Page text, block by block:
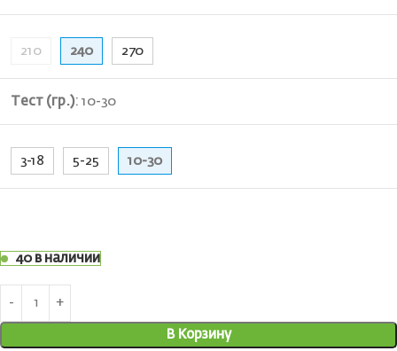
210 240 270
Тест (гр.): 10-30
3-18 5-25 10-30
40 в наличии
В Корзину